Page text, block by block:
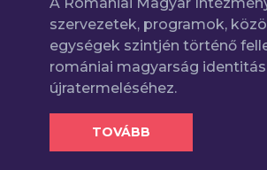
szervezetek, programok,
egységek szintjén történő
romániai magyarság
újratermeléséhez.
TOVÁBB